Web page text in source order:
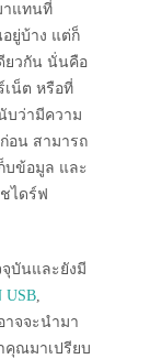
าแทนที่
ยู่บ้าง แต่ก็
ยวกัน นั่นคือ
เน็ต หรือที่
บว่ามีความ
อน สามารถ
บข้อมูล และ
ไดร์ฟ
บันและยังมี
USB,
าจจะนำมา
คุณมาเปรียบ